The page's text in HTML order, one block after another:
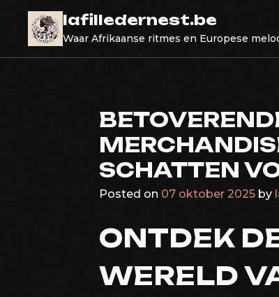
content
lafilledernest.be
Waar Afrikaanse ritmes en Europese
SCHATTEN
Posted on 07 oktober 2025 by
ONTDEK
WERELD